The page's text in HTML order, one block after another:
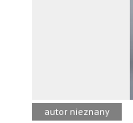
autor nieznany